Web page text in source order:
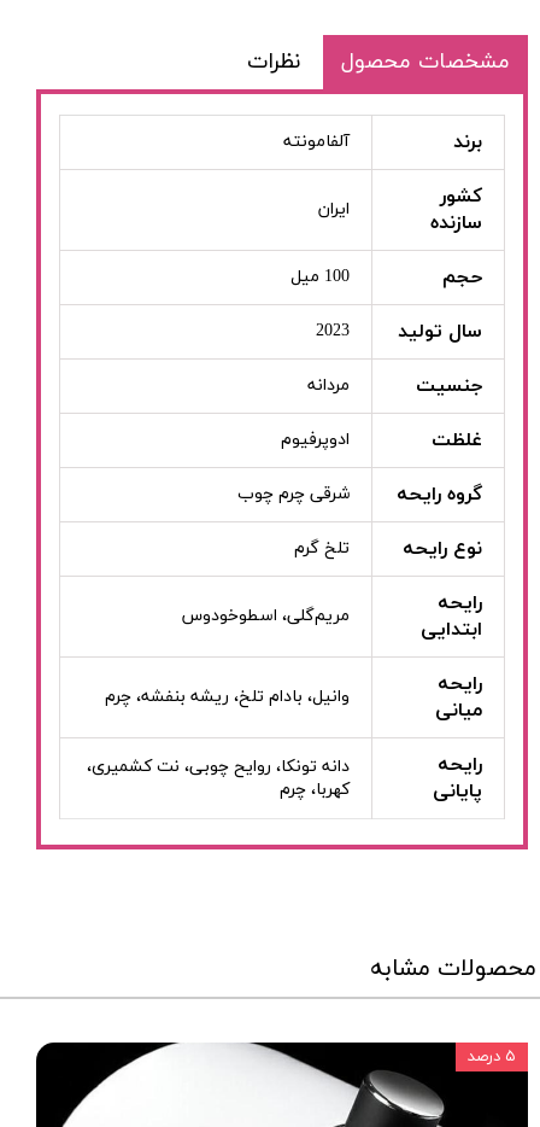
مشخصات محصول نظرات
برند آلفامونته
کشور
سازنده
ایران
حجم 100 میل
سال تولید 2023
جنسیت مردانه
غلظت ادوپرفیوم
گروه رایحه شرقی چرم چوب
نوع رایحه تلخ گرم
رایحه
ابتدایی
مریم‌گلی، اسطوخودوس
رایحه
میانی
وانیل، بادام تلخ، ریشه بنفشه، چرم
رایحه
پایانی
دانه تونکا، روایح چوبی، نت کشمیری،
کهربا، چرم
محصولات مشابه
۵ درصد